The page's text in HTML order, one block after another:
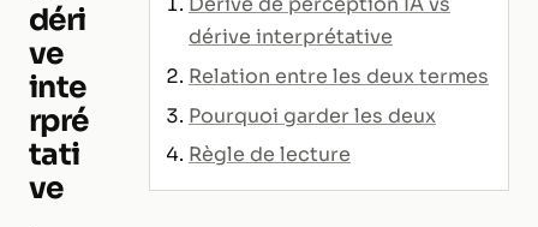
déri
ve
inte
rpré
tati
ve
dérive interprétative
Relation entre les deux termes
Pourquoi garder les deux
Règle de lecture